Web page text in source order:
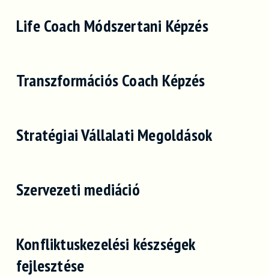
Life Coach Módszertani Képzés
Transzformációs Coach Képzés
Stratégiai Vállalati Megoldások
Szervezeti mediáció
Konfliktuskezelési készségek
fejlesztése